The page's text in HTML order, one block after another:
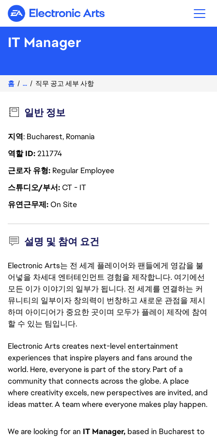
Electronic Arts
IT Manager
홈 ... 직무 공고 세부 사항
일반 정보
지역: Bucharest, Romania
역할 ID211774
근로자 유형 Regular Employee
스튜디오/부서CT - IT
유연근무제On Site
설명 및 참여 요건
Electronic Arts는 전 세계 플레이어와 팬들에게 영감을 불
어넣을 차세대 엔터테인먼트 경험을 제작합니다. 여기에선
모든 이가 이야기의 일부가 됩니다. 전 세계를 연결하는 커
뮤니티의 일부이자 창의력이 번창하고 새로운 관점을 제시
하며 아이디어가 중요한 곳이며 모두가 플레이 제작에 참여
할 수 있는 팀입니다.
Electronic Arts creates next-level entertainment
experiences that inspire players and fans around the
world. Here, everyone is part of the story. Part of a
community that connects across the globe. A place
where creativity excels, new perspectives are invited, and
ideas matter. A team where everyone makes play happen.
We are looking for an IT Manager, based in Bucharest to